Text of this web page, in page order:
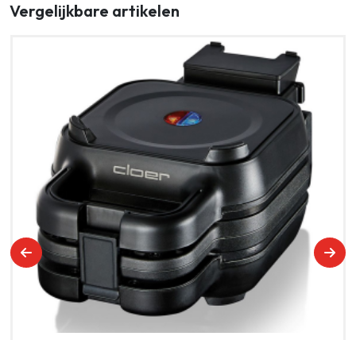
Vergelijkbare artikelen